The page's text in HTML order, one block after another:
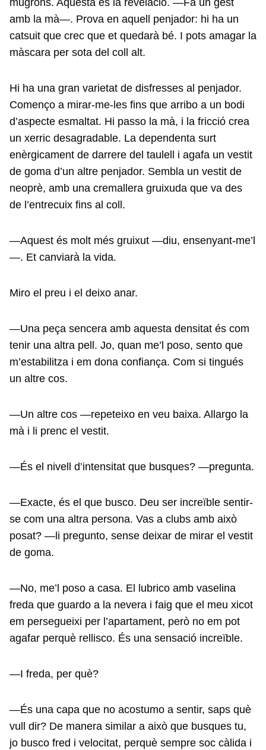
mugrons. Aquesta és la revelació. —Fa un gest
amb la mà—. Prova en aquell penjador: hi ha un
catsuit que crec que et quedarà bé. I pots amagar la
màscara per sota del coll alt.
Hi ha una gran varietat de disfresses al penjador.
Començo a mirar-me-les fins que arribo a un bodi
d’aspecte esmaltat. Hi passo la mà, i la fricció crea
un xerric desagradable. La dependenta surt
enèrgicament de darrere del taulell i agafa un vestit
de goma d’un altre penjador. Sembla un vestit de
neoprè, amb una cremallera gruixuda que va des
de l’entrecuix fins al coll.
—Aquest és molt més gruixut —diu, ensenyant-me’l
—. Et canviarà la vida.
Miro el preu i el deixo anar.
—Una peça sencera amb aquesta densitat és com
tenir una altra pell. Jo, quan me’l poso, sento que
m’estabilitza i em dona confiança. Com si tingués
un altre cos.
—Un altre cos —repeteixo en veu baixa. Allargo la
mà i li prenc el vestit.
—És el nivell d’intensitat que busques? —pregunta.
—Exacte, és el que busco. Deu ser increïble sentir-
se com una altra persona. Vas a clubs amb això
posat? —li pregunto, sense deixar de mirar el vestit
de goma.
—No, me’l poso a casa. El lubrico amb vaselina
freda que guardo a la nevera i faig que el meu xicot
em persegueixi per l’apartament, però no em pot
agafar perquè rellisco. És una sensació increïble.
—I freda, per què?
—És una capa que no acostumo a sentir, saps què
vull dir? De manera similar a això que busques tu,
jo busco fred i velocitat, perquè sempre soc càlida i